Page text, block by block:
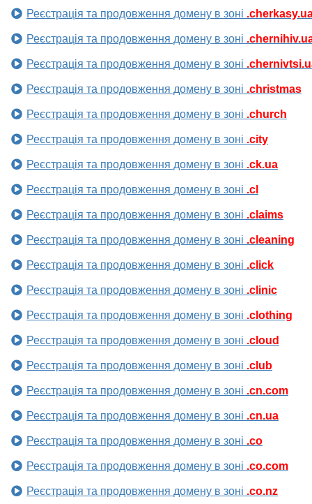
Реєстрація та продовження домену в зоні
Реєстрація та продовження домену в зоні
Реєстрація та продовження домену в зоні
Реєстрація та продовження домену в зоні .christmas
Реєстрація та продовження домену в зоні .church
Реєстрація та продовження домену в зоні .city
Реєстрація та продовження домену в зоні .ck.ua
Реєстрація та продовження домену в зоні .cl
Реєстрація та продовження домену в зоні .claims
Реєстрація та продовження домену в зоні .cleaning
Реєстрація та продовження домену в зоні .click
Реєстрація та продовження домену в зоні .clinic
Реєстрація та продовження домену в зоні .clothing
Реєстрація та продовження домену в зоні .cloud
Реєстрація та продовження домену в зоні .club
Реєстрація та продовження домену в зоні .cn.com
Реєстрація та продовження домену в зоні .cn.ua
Реєстрація та продовження домену в зоні .co
Реєстрація та продовження домену в зоні .co.com
Реєстрація та продовження домену в зоні .co.nz